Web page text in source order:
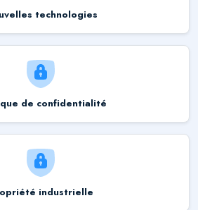
technologies
de confidentialité
industrielle